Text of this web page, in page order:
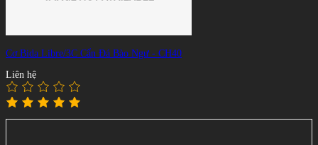
Cơ Bida Libre/3C Cẩn Đá Bào Ngư - CH40
Liên hệ